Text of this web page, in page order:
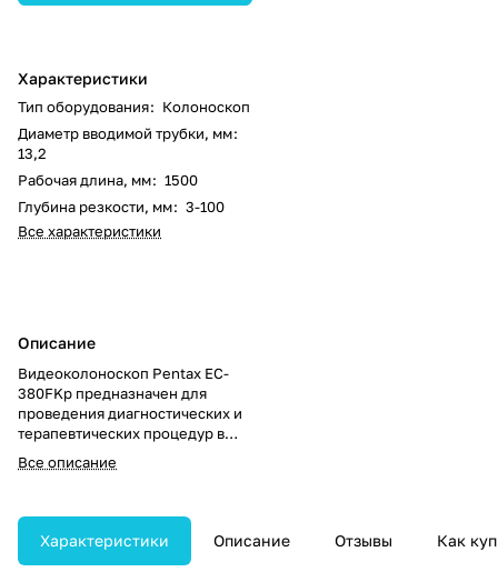
Характеристики
Тип оборудования: Колоноскоп
Диаметр вводимой трубки, мм:
13,2
Рабочая длина, мм: 1500
Глубина резкости, мм: 3-100
Все характеристики
Описание
Видеоколоноскоп Pentax EC-
380FKp предназначен для
проведения диагностических и
терапевтических процедур в
толстой кишке. Оснащён
вводимой трубкой диаметром
мм, длиной 1500 мм, глубиной
резкости 3–100 мм и углами
изгиба дистального конца 180°
Все описание
Характеристики Описание Отзывы Как